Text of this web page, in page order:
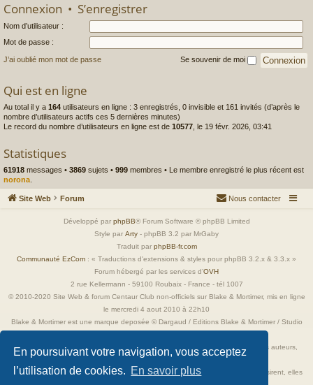
En poursuivant votre navigation, vous acceptez
l’utilisation de cookies. En savoir plus
Connexion • S’enregistrer
Nom d’utilisateur :
Mot de passe :
J’ai oublié mon mot de passe Se souvenir de moi
Qui est en ligne
Au total il y a 164 utilisateurs en ligne : 3 enregistrés, 0 invisible et 161 invités (d’après le
nombre d’utilisateurs actifs ces 5 dernières minutes)
Le record du nombre d’utilisateurs en ligne est de 10577 , le 19 févr. 2026, 03:41
Statistiques
61918 messages • 3869 sujets • 999 membres • Le membre enregistré le plus récent est
norona
Site Web Forum Nous contacter
Développé par phpBB® Forum Software © phpBB Limited
Style par Arty - phpBB 3.2 par MrGaby
Traduit par phpBB-fr.com
Communauté EzCom : « Traductions d'extensions & styles pour phpBB 3.2.x & 3.3.x »
Forum hébergé par les services d’OVH
2 rue Kellermann - 59100 Roubaix - France - tél 1007
© 2010-2020 Site Web & forum Centaur Club non-officiels sur Blake & Mortimer, mis en ligne
le mercredi 4 aout 2010 à 22h10
Blake & Mortimer est une marque deposée © Dargaud / Editions Blake & Mortimer / Studio
Toutes les images incluses dans ces pages sont la propriété exclusive de leurs auteurs,
ayant droits et/ou éditeurs.
Elles ne sont ici qu'à titre de référence ou d'illustration. Si les propriétaires le désirent, elles